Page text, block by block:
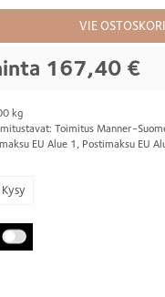
167,40 €
kg
VIE
Toimitus Manner-
EU Alue 1, Postimaksu EU
Kysy